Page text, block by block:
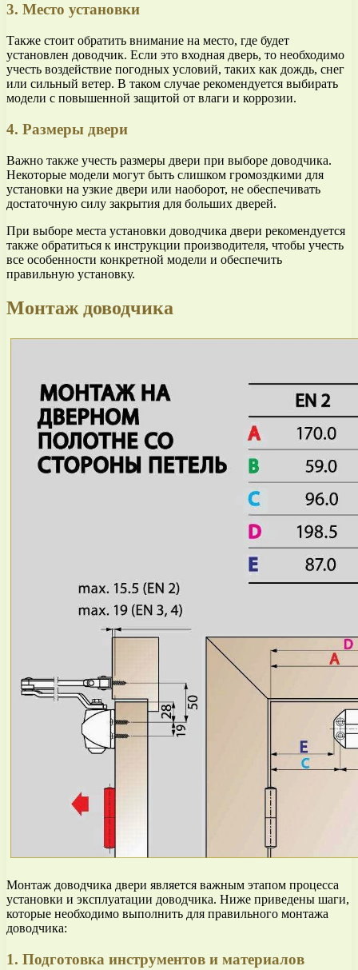
3. Место установки
Также стоит обратить внимание на место, где будет
установлен доводчик. Если это входная дверь, то необходимо
учесть воздействие погодных условий, таких как дождь, снег
или сильный ветер. В таком случае рекомендуется выбирать
модели с повышенной защитой от влаги и коррозии.
4. Размеры двери
Важно также учесть размеры двери при выборе доводчика.
Некоторые модели могут быть слишком громоздкими для
установки на узкие двери или наоборот, не обеспечивать
достаточную силу закрытия для больших дверей.
При выборе места установки доводчика двери рекомендуется
также обратиться к инструкции производителя, чтобы учесть
все особенности конкретной модели и обеспечить
правильную установку.
Монтаж доводчика
Монтаж доводчика двери является важным этапом процесса
установки и эксплуатации доводчика. Ниже приведены шаги,
которые необходимо выполнить для правильного монтажа
доводчика:
1. Подготовка инструментов и материалов